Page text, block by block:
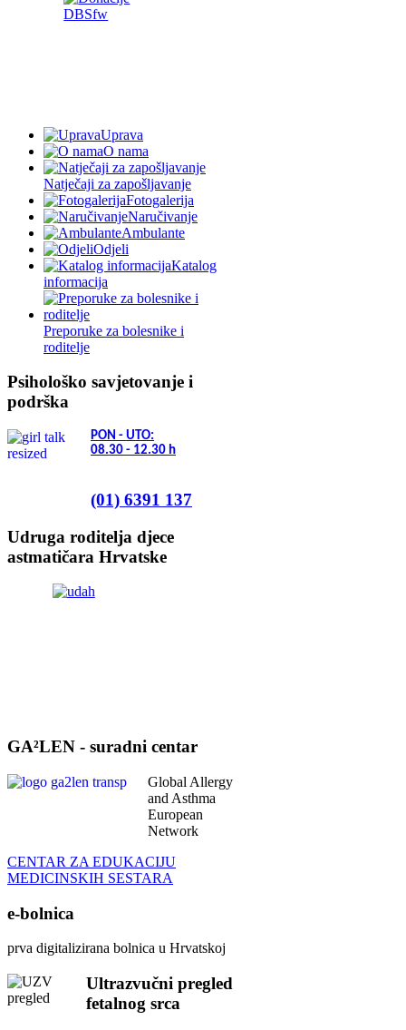
Uprava
O nama
Natječaji za zapošljavanje
Fotogalerija
Naručivanje
Ambulante
Odjeli
Katalog
informacija
Preporuke za bolesnike i
roditelje
Psihološko savjetovanje i
podrška
PON - UTO:
08.30 - 12.30 h
(01) 6391 137
Udruga roditelja djece
astmatičara Hrvatske
GA²LEN - suradni centar
Global Allergy
and Asthma
European
Network
CENTAR ZA EDUKACIJU
MEDICINSKIH SESTARA
e-bolnica
prva digitalizirana bolnica u Hrvatskoj
Ultrazvučni pregled
fetalnog srca